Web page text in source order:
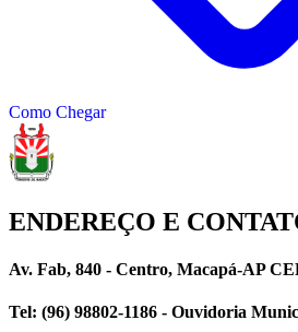
Como Chegar
ENDEREÇO E
Av. Fab, 840 - Centro, Macapá-AP
Tel: (96) 98802-1186 - Ouvidoria